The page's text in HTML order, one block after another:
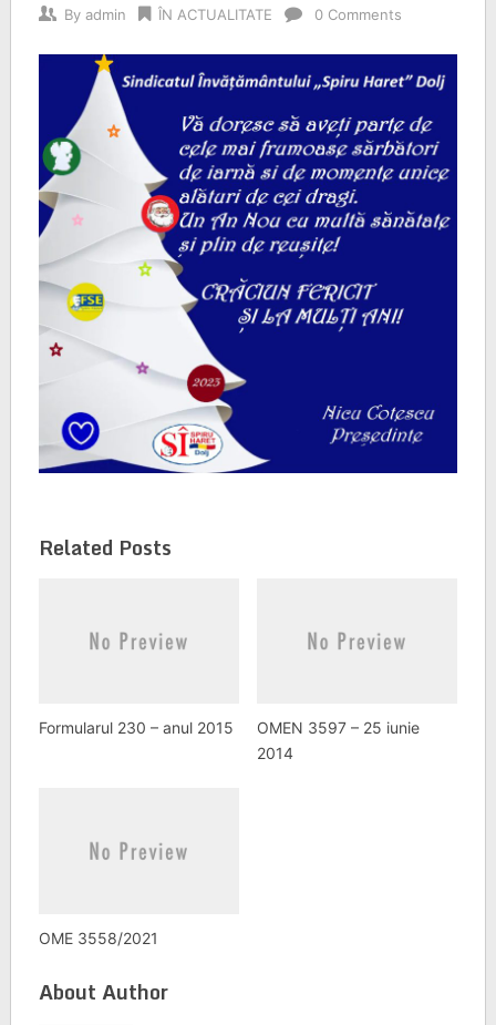
By admin ÎN ACTUALITATE 0 Comments
Related Posts
Formularul 230 – anul 2015
OMEN 3597 – 25 iunie
2014
OME 3558/2021
About Author